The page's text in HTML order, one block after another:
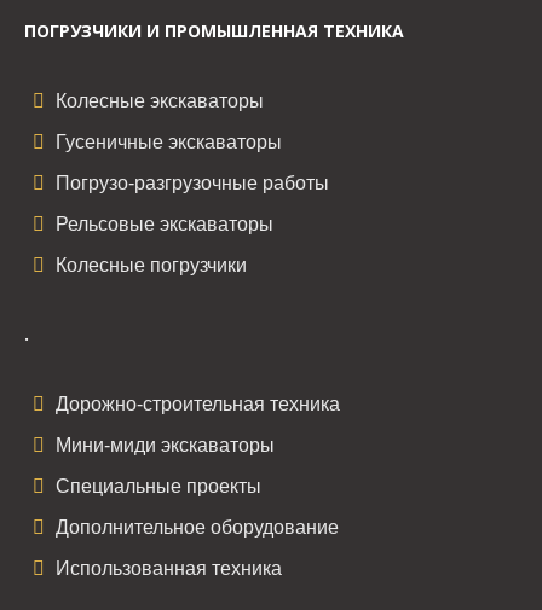
ПОГРУЗЧИКИ И ПРОМЫШЛЕННАЯ ТЕХНИКА
Колесные экскаваторы
Гусеничные экскаваторы
Погрузо-разгрузочные работы
Рельсовые экскаваторы
Колесные погрузчики
.
Дорожно-строительная техника
Мини-миди экскаваторы
Специальные проекты
Дополнительное оборудование
Использованная техника